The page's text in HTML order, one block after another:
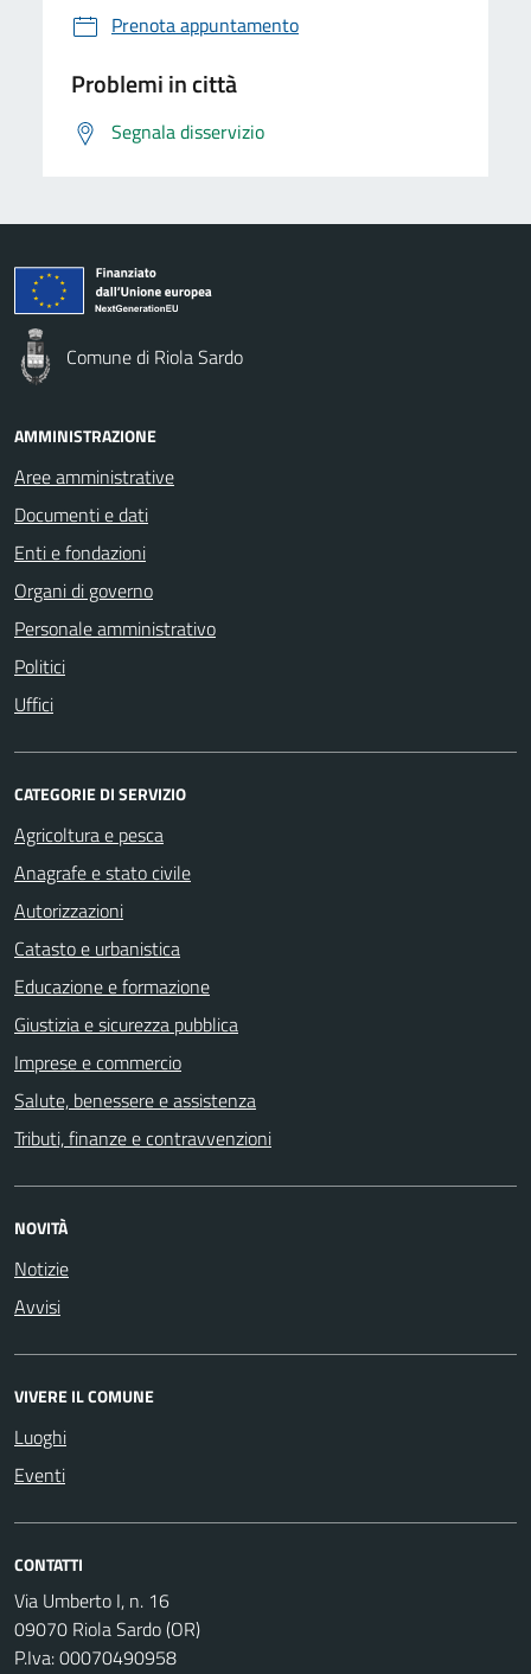
Prenota appuntamento
Problemi in città
Segnala disservizio
Comune di Riola Sardo
AMMINISTRAZIONE
Aree amministrative
Documenti e dati
Enti e fondazioni
Organi di governo
Personale amministrativo
Politici
Uffici
CATEGORIE DI SERVIZIO
Agricoltura e pesca
Anagrafe e stato civile
Autorizzazioni
Catasto e urbanistica
Educazione e formazione
Giustizia e sicurezza pubblica
Imprese e commercio
Salute, benessere e assistenza
Tributi, finanze e contravvenzioni
NOVITÀ
Notizie
Avvisi
VIVERE IL COMUNE
Luoghi
Eventi
CONTATTI
Via Umberto I, n. 16
09070 Riola Sardo (OR)
P.Iva: 00070490958